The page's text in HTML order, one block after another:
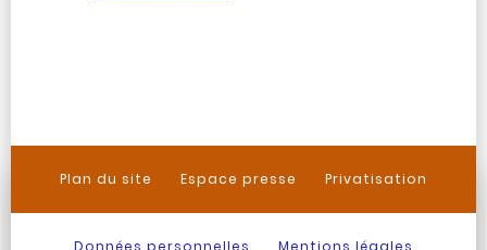
Plan du site Espace presse Privatisation
Données personnelles
Mentions légales